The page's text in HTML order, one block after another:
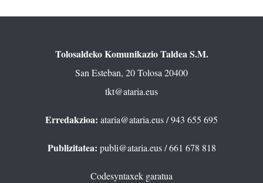
Tolosaldeko Komunikazio Taldea S.M.
San Esteban, 20 Tolosa 20400
tkt@ataria.eus
Erredakzioa: ataria@ataria.eus/ 943 655 695
Publizitatea: publi@ataria.eus/ 661 678 818
Codesyntaxek garatua